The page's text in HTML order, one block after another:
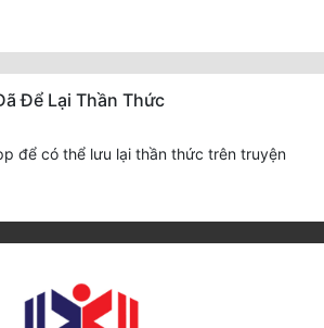
Để Lại Thần Thức
để có thể lưu lại thần thức trên truyện